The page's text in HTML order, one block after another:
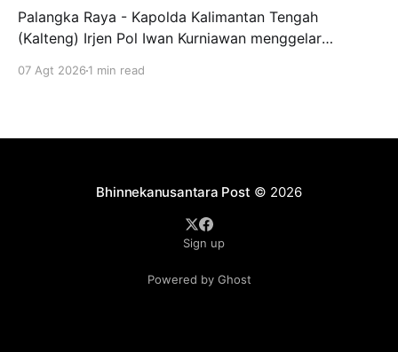
Palangka Raya - Kapolda Kalimantan Tengah
(Kalteng) Irjen Pol Iwan Kurniawan menggelar
tingkat IV bertempat di ruang kerjanya, Jumat
07 Agt 2026 1 min read
Bhinnekanusantara Post © 2026
Sign up
Powered by Ghost